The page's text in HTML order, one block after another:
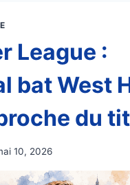
League :
bat West
du
10, 2026